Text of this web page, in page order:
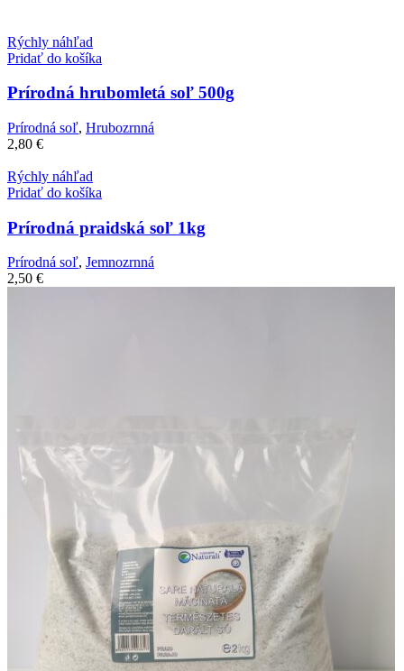
Rýchly náhľad
Pridať do košíka
Prírodná hrubomletá soľ 500g
Prírodná soľ, Hrubozrnná
2,80 €
Rýchly náhľad
Pridať do košíka
Prírodná praidská soľ 1kg
Prírodná soľ, Jemnozrnná
2,50 €